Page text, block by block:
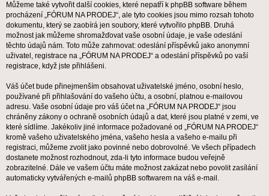
Můžeme také vytvořit další cookies, které nepatří k phpBB software během
procházení „FÓRUM NA PRODEJ“, ale tyto cookies jsou mimo rozsah tohoto
dokumentu, který se zaobírá jen soubory, které vytvořilo phpBB. Druhá
možnost jak můžeme shromažďovat vaše osobní údaje, je vaše odeslání
těchto údajů nám. Toto může zahrnovat: odeslání příspěvků jako anonymní
uživatel, registrace na „FÓRUM NA PRODEJ“ a odeslání příspěvků po vaší
registrace, když jste přihlášeni.
Váš účet bude přinejmenším obsahovat uživatelské jméno, osobní heslo,
používané při přihlašování do vašeho účtu, a osobní, platnou e-mailovou
adresu. Vaše osobní údaje pro váš účet na „FÓRUM NA PRODEJ“ jsou
chráněny zákony o ochraně osobních údajů a dat, které jsou platné v zemi, ve
které sídlíme. Jakékoliv jiné informace požadované od „FÓRUM NA PRODEJ“
kromě vašeho uživatelského jména, vašeho hesla a vašeho e-mailu při
registraci, můžeme zvolit jako povinné nebo dobrovolné. Ve všech případech
dostanete možnost rozhodnout, zda-li tyto informace budou veřejně
zobrazitelné. Dále ve vašem účtu máte možnost zakázat nebo povolit zasílání
automaticky vytvářených e-mailů phpBB softwarem na váš e-mail.